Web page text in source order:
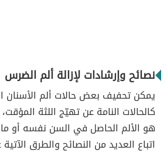
نصائح وإرشادات لإزالة ألم الضرس
يمكن تحفيف بعض حالات ألم الأسنان
كالحالات النامة عن تهيّج اللثة
هو الألم الحاصل في السن نفسه أو
اتباع العديد من النصائح والطرق